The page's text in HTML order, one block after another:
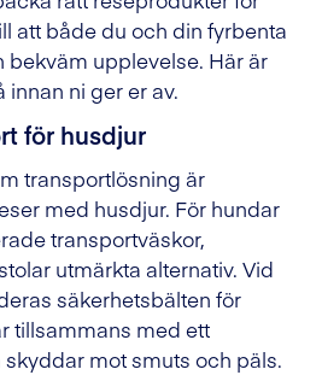
att både du och din fyrbenta
bekväm upplevelse. Här är
ni ger er av.
för husdjur
transportlösning är
med husdjur. För hundar
transportväskor,
utmärkta alternativ. Vid
säkerhetsbälten för
tillsammans med ett
mot smuts och päls.